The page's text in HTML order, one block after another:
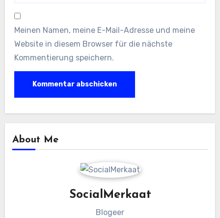
Meinen Namen, meine E-Mail-Adresse und meine
Website in diesem Browser für die nächste
Kommentierung speichern.
About Me
SocialMerkaat
Blogeer